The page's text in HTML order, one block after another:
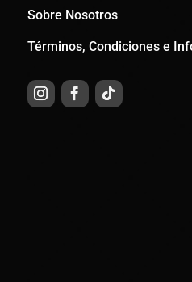
Sobre Nosotros
Términos, Condiciones e